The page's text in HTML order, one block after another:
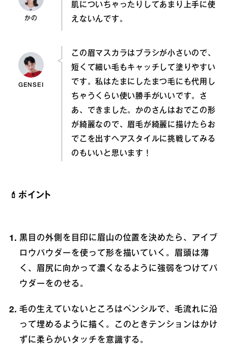
かの
肌についちゃったりしてあまり上手に使
えないんです。
GENSEI
この眉マスカラはブラシが小さいので、
短くて細い毛もキャッチして塗りやすい
です。私はたまにしたまつ毛にも代用し
ちゃうくらい使い勝手がいいです。さ
あ、できました。かのさんはおでこの形
が綺麗なので、眉毛が綺麗に描けたらお
でこを出すヘアスタイルに挑戦してみる
のもいいと思います！
💄ポイント
黒目の外側を目印に眉山の位置を決めたら、アイブ
ロウパウダーを使って形を描いていく。眉頭は薄
く、眉尻に向かって濃くなるように強弱をつけてパ
ウダーをのせる。
毛の生えていないところはペンシルで、毛流れに沿
って埋めるように描く。このときテンションはかけ
ずに柔らかいタッチを意識する。